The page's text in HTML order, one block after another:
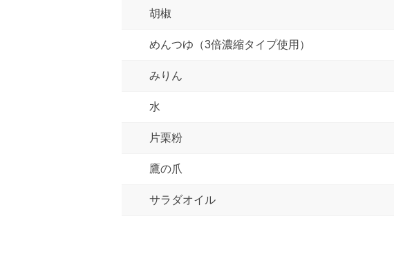
胡椒
めんつゆ（3倍濃縮タイプ使用）
みりん
水
片栗粉
鷹の爪
サラダオイル